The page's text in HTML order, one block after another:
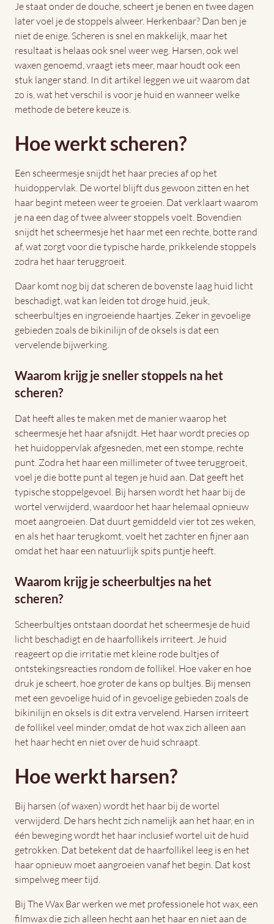
Je staat onder de douche, scheert je benen en twee dagen
later voel je de stoppels alweer. Herkenbaar? Dan ben je
niet de enige. Scheren is snel en makkelijk, maar het
resultaat is helaas ook snel weer weg. Harsen, ook wel
waxen genoemd, vraagt iets meer, maar houdt ook een
stuk langer stand. In dit artikel leggen we uit waarom dat
zo is, wat het verschil is voor je huid en wanneer welke
methode de betere keuze is.
Hoe werkt scheren?
Een scheermesje snijdt het haar precies af op het
huidoppervlak. De wortel blijft dus gewoon zitten en het
haar begint meteen weer te groeien. Dat verklaart waarom
je na een dag of twee alweer stoppels voelt. Bovendien
snijdt het scheermesje het haar met een rechte, botte rand
af, wat zorgt voor die typische harde, prikkelende stoppels
zodra het haar teruggroeit.
Daar komt nog bij dat scheren de bovenste laag huid licht
beschadigt, wat kan leiden tot droge huid, jeuk,
scheerbultjes en ingroeiende haartjes. Zeker in gevoelige
gebieden zoals de bikinilijn of de oksels is dat een
vervelende bijwerking.
Waarom krijg je sneller stoppels na het
scheren?
Dat heeft alles te maken met de manier waarop het
scheermesje het haar afsnijdt. Het haar wordt precies op
het huidoppervlak afgesneden, met een stompe, rechte
punt. Zodra het haar een millimeter of twee teruggroeit,
voel je die botte punt al tegen je huid aan. Dat geeft het
typische stoppelgevoel. Bij harsen wordt het haar bij de
wortel verwijderd, waardoor het haar helemaal opnieuw
moet aangroeien. Dat duurt gemiddeld vier tot zes weken,
en als het haar terugkomt, voelt het zachter en fijner aan
omdat het haar een natuurlijk spits puntje heeft.
Waarom krijg je scheerbultjes na het
scheren?
Scheerbultjes ontstaan doordat het scheermesje de huid
licht beschadigt en de haarfollikels irriteert. Je huid
reageert op die irritatie met kleine rode bultjes of
ontstekingsreacties rondom de follikel. Hoe vaker en hoe
druk je scheert, hoe groter de kans op bultjes. Bij mensen
met een gevoelige huid of in gevoelige gebieden zoals de
bikinilijn en oksels is dit extra vervelend. Harsen irriteert
de follikel veel minder, omdat de hot wax zich alleen aan
het haar hecht en niet over de huid schraapt.
Hoe werkt harsen?
Bij harsen (of waxen) wordt het haar bij de wortel
verwijderd. De hars hecht zich namelijk aan het haar, en in
één beweging wordt het haar inclusief wortel uit de huid
getrokken. Dat betekent dat de haarfollikel leeg is en het
haar opnieuw moet aangroeien vanaf het begin. Dat kost
simpelweg meer tijd.
Bij The Wax Bar werken we met professionele hot wax, een
filmwax die zich alleen hecht aan het haar en niet aan de